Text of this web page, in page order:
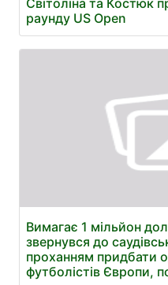
Світоліна та Костюк
раунду US Open
Вимагає 1 мільйон
звернувся до
проханням придбати
футболістів Європи,